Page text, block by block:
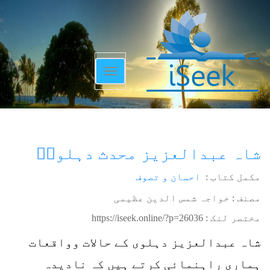
Toggle
navigation
شاہ عبدالعزیز محدث دہلویؒ
مکمل کتاب : احسان و تصوف
مصنف : خواجہ شمس الدین عظیمی
مختصر لنک : https://iseek.online/?p=26036
شاہ عبدالعزیز دہلوی کے حالات وواقعات
ہماری راہنمائی کرتے ہیں کہ نادیدہ